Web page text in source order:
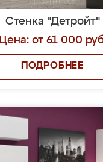
Стенка "Детройт"
Цена: от 61 000
ПОДРОБНЕЕ